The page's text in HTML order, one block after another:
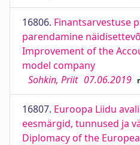
16806. Finantsarvestuse
parendamine
Improvement of the
model company
Sohkin, Priit 07.06.2019
16807. Euroopa Liidu
eesmärgid, tunnused ja
Diplomacy of the